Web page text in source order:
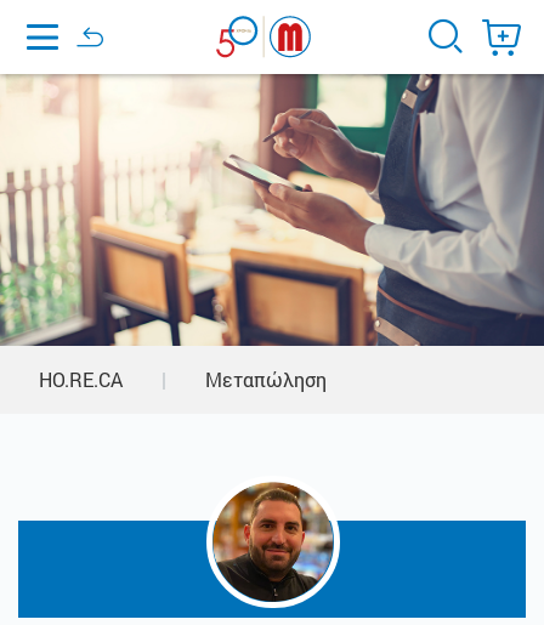
Home
HO.RE.CA | Μεταπώληση